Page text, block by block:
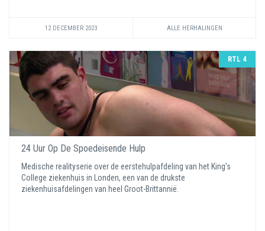
12 DECEMBER 2023 ALLE HERHALINGEN
RTL 4
24 Uur Op De Spoedeisende Hulp
Medische realityserie over de eerstehulpafdeling van het King's
College ziekenhuis in Londen, een van de drukste
ziekenhuisafdelingen van heel Groot-Brittannië.